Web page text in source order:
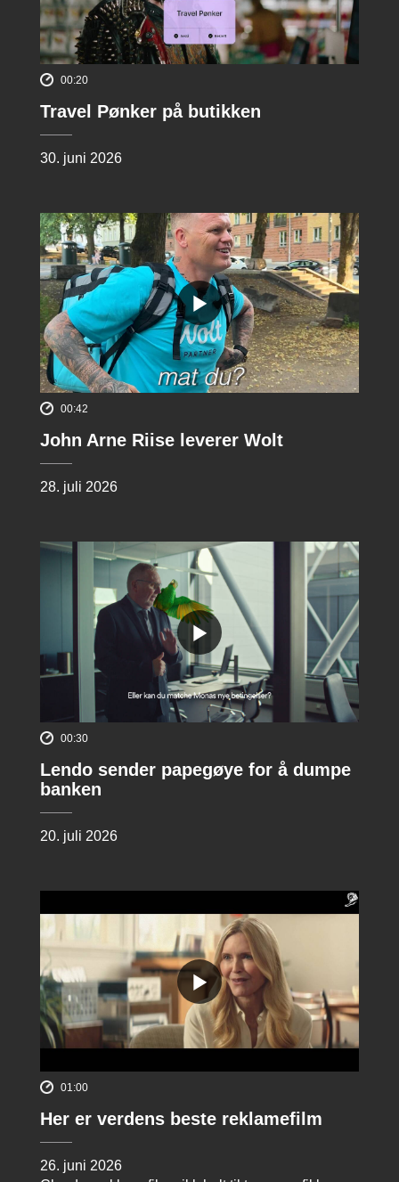
00:20
Travel Pønker på butikken
30. juni 2026
00:42
John Arne Riise leverer Wolt
28. juli 2026
00:30
Lendo sender papegøye for å dumpe
banken
20. juli 2026
01:00
Her er verdens beste reklamefilm
26. juni 2026